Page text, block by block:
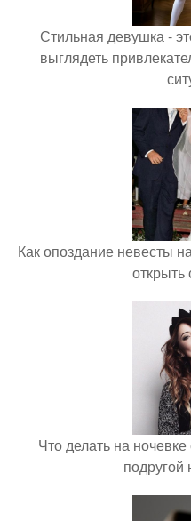
Стильная девушка -
выглядеть
Как опоздание невесты
открыть
Что делать на